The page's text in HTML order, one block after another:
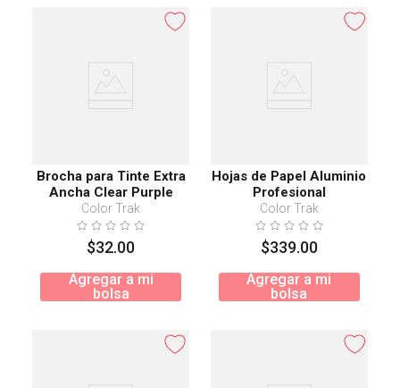
Brocha para Tinte Extra
Ancha Clear Purple
Color Trak
$32.00
Agregar a mi
bolsa
Hojas de Papel Aluminio
Profesional
Color Trak
$339.00
Agregar a mi
bolsa